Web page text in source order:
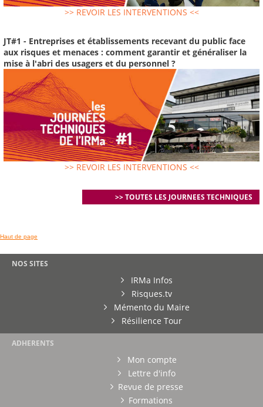
>> REVOIR LES INTERVENTIONS <<
JT#1 - Entreprises et établissements recevant du public face
aux risques et menaces : comment garantir et généraliser la
mise à l'abri des usagers et du personnel ?
>> REVOIR LES INTERVENTIONS <<
>> TOUTES LES JOURNEES TECHNIQUES
Haut de page
NOS SITES
IRMa Infos
Risques.tv
Mémento du Maire
Résilience Tour
ADHERENTS
Mon compte
Lettre d'info
Revue de presse
Formations